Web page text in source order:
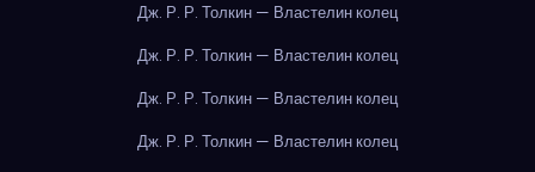
Дж. Р. Р. Толкин — Властелин колец
Дж. Р. Р. Толкин — Властелин колец
Дж. Р. Р. Толкин — Властелин колец
Дж. Р. Р. Толкин — Властелин колец